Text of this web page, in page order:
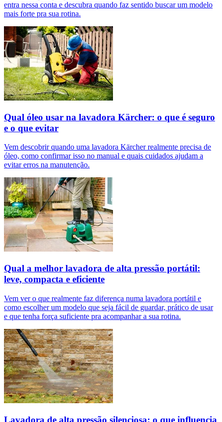
entra nessa conta e descubra quando faz sentido buscar um modelo
mais forte pra sua rotina.
Qual óleo usar na lavadora Kärcher: o que é seguro
e o que evitar
Vem descobrir quando uma lavadora Kärcher realmente precisa de
óleo, como confirmar isso no manual e quais cuidados ajudam a
evitar erros na manutenção.
Qual a melhor lavadora de alta pressão portátil:
leve, compacta e eficiente
Vem ver o que realmente faz diferença numa lavadora portátil e
como escolher um modelo que seja fácil de guardar, prático de usar
e que tenha força suficiente pra acompanhar a sua rotina.
Lavadora de alta pressão silenciosa: o que influencia